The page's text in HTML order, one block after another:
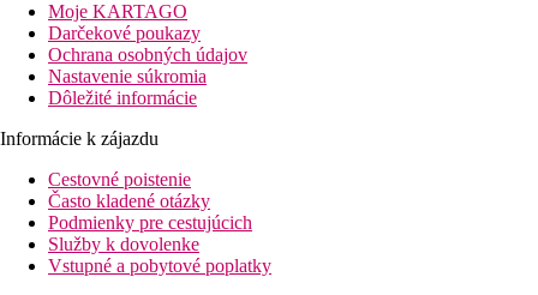
Moje KARTAGO
Darčekové poukazy
Ochrana osobných údajov
Nastavenie súkromia
Dôležité informácie
Informácie k zájazdu
Cestovné poistenie
Často kladené otázky
Podmienky pre cestujúcich
Služby k dovolenke
Vstupné a pobytové poplatky